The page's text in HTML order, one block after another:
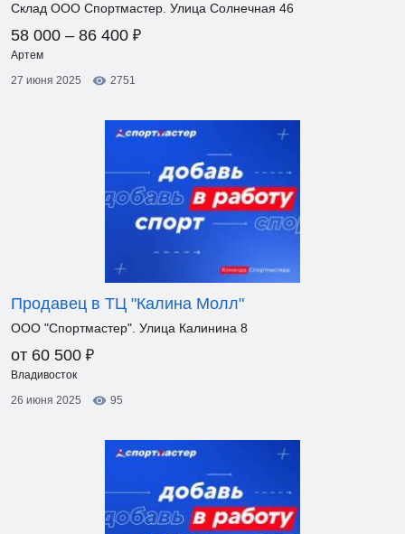
Склад ООО Спортмастер. Улица Солнечная 46
58 000 – 86 400 ₽
Артем
27 июня 2025
2751
Продавец в ТЦ "Калина Молл"
ООО "Спортмастер". Улица Калинина 8
от 60 500 ₽
Владивосток
26 июня 2025
95